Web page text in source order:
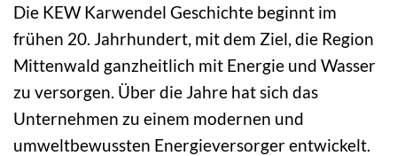
Die KEW Karwendel Geschichte beginnt im
frühen 20. Jahrhundert, mit dem Ziel, die Region
Mittenwald ganzheitlich mit Energie und Wasser
zu versorgen. Über die Jahre hat sich das
Unternehmen zu einem modernen und
umweltbewussten Energieversorger entwickelt.